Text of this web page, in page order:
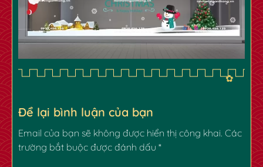
Để lại bình luận của bạn
Email của bạn sẽ không được hiển thị công khai. Các
trường bắt buộc được đánh dấu *